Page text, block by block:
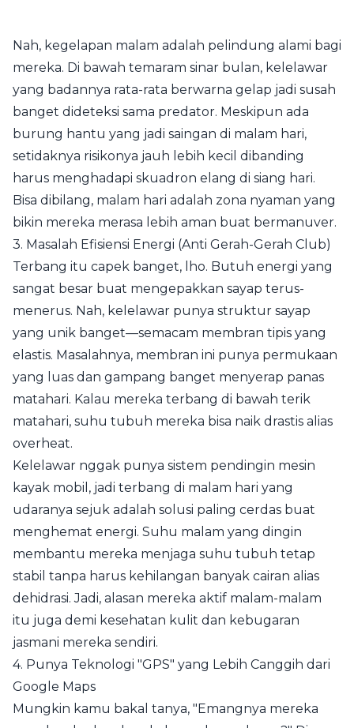
Nah, kegelapan malam adalah pelindung alami bagi
mereka. Di bawah temaram sinar bulan, kelelawar
yang badannya rata-rata berwarna gelap jadi susah
banget dideteksi sama predator. Meskipun ada
burung hantu yang jadi saingan di malam hari,
setidaknya risikonya jauh lebih kecil dibanding
harus menghadapi skuadron elang di siang hari.
Bisa dibilang, malam hari adalah zona nyaman yang
bikin mereka merasa lebih aman buat bermanuver.
3. Masalah Efisiensi Energi (Anti Gerah-Gerah Club)
Terbang itu capek banget, lho. Butuh energi yang
sangat besar buat mengepakkan sayap terus-
menerus. Nah, kelelawar punya struktur sayap
yang unik banget—semacam membran tipis yang
elastis. Masalahnya, membran ini punya permukaan
yang luas dan gampang banget menyerap panas
matahari. Kalau mereka terbang di bawah terik
matahari, suhu tubuh mereka bisa naik drastis alias
overheat.
Kelelawar nggak punya sistem pendingin mesin
kayak mobil, jadi terbang di malam hari yang
udaranya sejuk adalah solusi paling cerdas buat
menghemat energi. Suhu malam yang dingin
membantu mereka menjaga suhu tubuh tetap
stabil tanpa harus kehilangan banyak cairan alias
dehidrasi. Jadi, alasan mereka aktif malam-malam
itu juga demi kesehatan kulit dan kebugaran
jasmani mereka sendiri.
4. Punya Teknologi "GPS" yang Lebih Canggih dari
Google Maps
Mungkin kamu bakal tanya, "Emangnya mereka